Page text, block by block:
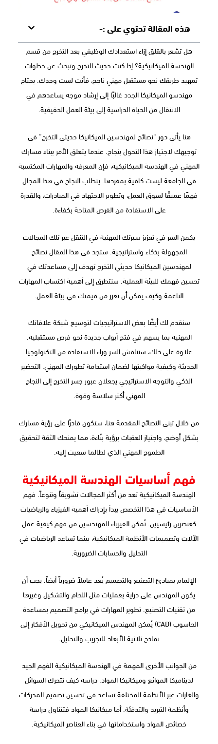
هذه المقالة تحتوي على :-
هل تشعر بالقلق إزاء استعدادك الوظيفي بعد التخرج من قسم
الهندسة الميكانيكية؟ إذا كنت حديث التخرج وتبحث عن خطوات
تمهيد طريقك نحو مستقبل مهني ناجح، فأنت لست وحدك. يحتاج
مهندسو الميكانيكا الجدد غالبًا إلى إرشاد موجه يساعدهم في
الانتقال من الحياة الدراسية إلى بيئة العمل الحقيقية.
هنا يأتي دور “نصائح لمهندسين الميكانيكا حديثي التخرج” في
توجيهك لاجتياز هذا التحول بنجاح. عندما يتعلق الأمر ببناء مسارك
المهني في الهندسة الميكانيكية، فإن المعرفة والمهارات المكتسبة
في الجامعة ليست كافية بمفردها. يتطلب النجاح في هذا المجال
فهمًا عميقًا لسوق العمل، وتطوير الاجتهاد في المبادرات، والقدرة
على الاستفادة من الفرص المتاحة بكفاءة.
يكمن السر في تعزيز سيرتك المهنية في التنقل عبر تلك المجالات
المجهولة بذكاء واستراتيجية. ستجد في هذا المقال نصائح
لمهندسين الميكانيكا حديثي التخرج تهدف إلى مساعدتك في
تحسين فهمك للبيئة العملية. سنتطرق إلى أهمية اكتساب المهارات
الناعمة وكيف يمكن أن تعزز من قيمتك في بيئة العمل.
سنقدم لك أيضًا بعض الاستراتيجيات لتوسيع شبكة علاقاتك
المهنية بما يسهم في فتح أبواب جديدة نحو فرص مستقبلية.
علاوة على ذلك، سنناقش السر وراء الاستفادة من التكنولوجيا
الحديثة وكيفية مواكبتها لضمان استدامة تطورك المهني. التحضير
الذكي والتوجه الاستراتيجي يجعلان عبور جسر التخرج إلى النجاح
المهني أكثر سلاسة وقوة.
من خلال تبني النصائح المقدمة هنا، ستكون قادرًا على رؤية مسارك
بشكل أوضح، واجتياز العقبات برؤية بنّاءة، مما يمنحك الثقة لتحقيق
الطموح المهني الذي لطالما سعيت إليه.
فهم أساسيات الهندسة الميكانيكية
الهندسة الميكانيكية تعد من أكثر المجالات تشويقاً وتنوعاً. فهم
الأساسيات في هذا التخصص يبدأ بإدراك أهمية الفيزياء والرياضيات
كعنصرين رئيسيين. تُمكن الفيزياء المهندسين من فهم كيفية عمل
الآلات وتصميمات الأنظمة الميكانيكية، بينما تساعد الرياضيات في
التحليل والحسابات الضرورية.
الإلمام بمبادئ التصنيع والتصميم يُعد عاملاً ضرورياً أيضاً. يجب أن
يكون المهندس على دراية بعمليات مثل اللحام والتشكيل وغيرها
من تقنيات التصنيع. تطوير المهارات في برامج التصميم بمساعدة
الحاسوب (CAD) يُمكن المهندس الميكانيكي من تحويل الأفكار إلى
نماذج ثلاثية الأبعاد للتجريب والتحليل.
من الجوانب الأخرى المهمة في الهندسة الميكانيكية الفهم الجيد
لديناميكا الموائع وميكانيكا المواد. دراسة كيف تتحرك السوائل
والغازات عبر الأنظمة المختلفة تساعد في تحسين تصميم المحركات
وأنظمة التبريد والتدفئة. أما ميكانيكا المواد فتتناول دراسة
خصائص المواد واستخداماتها في بناء العناصر الميكانيكية.